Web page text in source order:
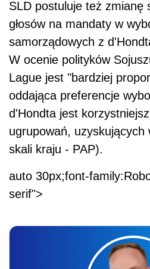
SLD postuluje też zmianę
głosów na mandaty w
samorządowych z
W ocenie polityków
Lague jest "bardziej
oddająca preferencje
d'Hondta jest
ugrupowań, uzyskujących
skali kraju - PAP).
auto 30px;font-
serif">